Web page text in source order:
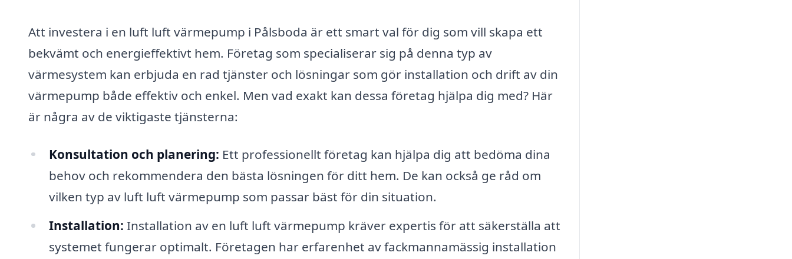
Att investera i en luft luft värmepump i Pålsboda är ett smart val för dig som vill skapa ett
bekvämt och energieffektivt hem. Företag som specialiserar sig på denna typ av
värmesystem kan erbjuda en rad tjänster och lösningar som gör installation och drift av din
värmepump både effektiv och enkel. Men vad exakt kan dessa företag hjälpa dig med? Här
är några av de viktigaste tjänsterna:
Konsultation och planering: Ett professionellt företag kan hjälpa dig att bedöma dina
behov och rekommendera den bästa lösningen för ditt hem. De kan också ge råd om
vilken typ av luft luft värmepump som passar bäst för din situation.
Installation: Installation av en luft luft värmepump kräver expertis för att säkerställa att
systemet fungerar optimalt. Företagen har erfarenhet av fackmannamässig installation